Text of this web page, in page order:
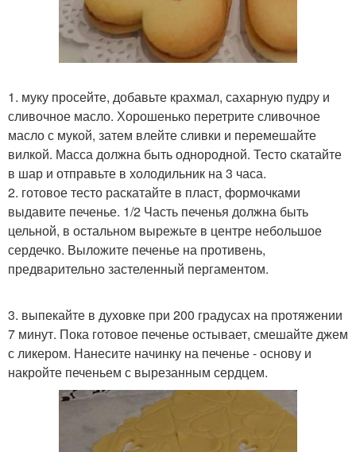
1. муку просейте, добавьте крахмал, сахарную пудру и
сливочное масло. Хорошенько перетрите сливочное
масло с мукой, затем влейте сливки и перемешайте
вилкой. Масса должна быть однородной. Тесто скатайте
в шар и отправьте в холодильник на 3 часа.
2. готовое тесто раскатайте в пласт, формочками
выдавите печенье. 1/2 Часть печенья должна быть
цельной, в остальном вырежьте в центре небольшое
сердечко. Выложите печенье на противень,
предварительно застеленный пергаментом.
3. выпекайте в духовке при 200 градусах на протяжении
7 минут. Пока готовое печенье остывает, смешайте джем
с ликером. Нанесите начинку на печенье - основу и
накройте печеньем с вырезанным сердцем.